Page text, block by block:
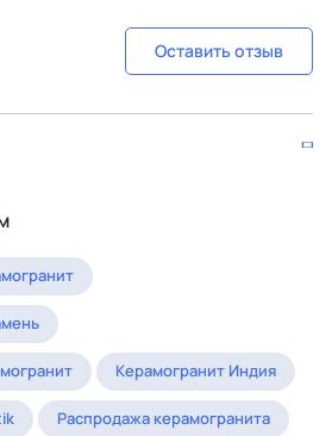
Оставить отзыв
Керамогранит Индия
Распродажа керамогранита